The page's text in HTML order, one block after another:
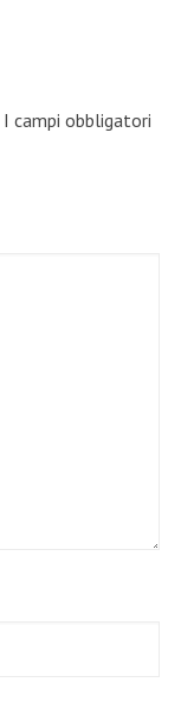
I campi obbligatori